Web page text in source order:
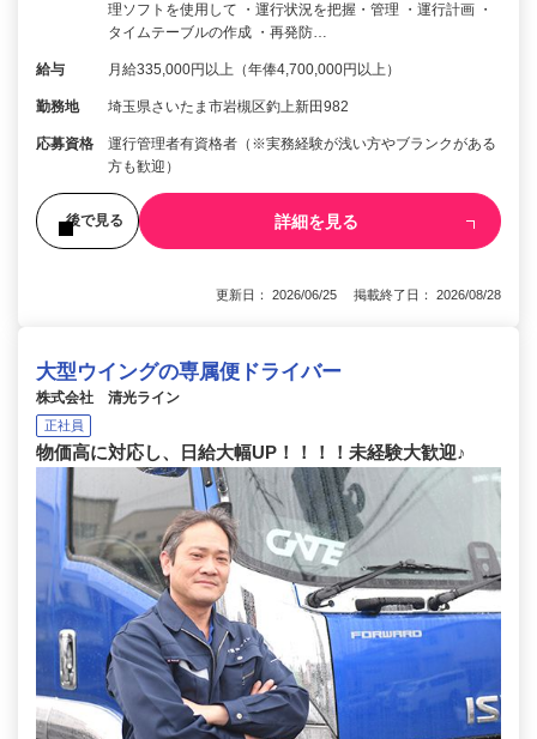
理ソフトを使用して ・運行状況を把握・管理 ・運行計画 ・
タイムテーブルの作成 ・再発防…
給与 月給335,000円以上（年俸4,700,000円以上）
勤務地 埼玉県さいたま市岩槻区釣上新田982
応募資格
運行管理者有資格者（※実務経験が浅い方やブランクがある
方も歓迎）
後で見る 詳細を見る
更新日： 2026/06/25 掲載終了日： 2026/08/28
大型ウイングの専属便ドライバー
株式会社 清光ライン
正社員
物価高に対応し、日給大幅UP！！！！未経験大歓迎♪